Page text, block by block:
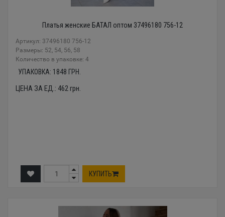
Платья женские БАТАЛ оптом 37496180 756-12
Артикул: 37496180 756-12
Размеры: 52, 54, 56, 58
Количество в упаковке: 4
УПАКОВКА: 1848 ГРН.
ЦЕНА ЗА ЕД.: 462грн.
КУПИТЬ